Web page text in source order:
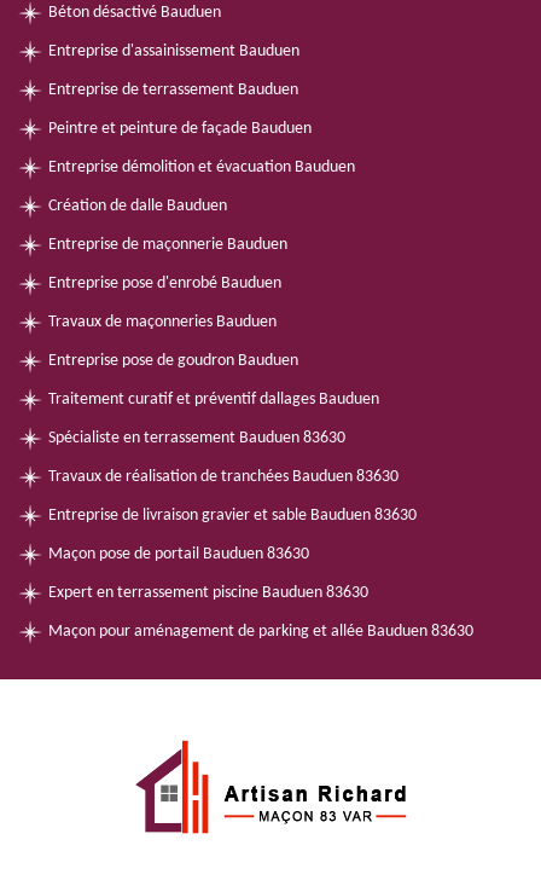
Béton désactivé Bauduen
Entreprise d'assainissement Bauduen
Entreprise de terrassement Bauduen
Peintre et peinture de façade Bauduen
Entreprise démolition et évacuation Bauduen
Création de dalle Bauduen
Entreprise de maçonnerie Bauduen
Entreprise pose d'enrobé Bauduen
Travaux de maçonneries Bauduen
Entreprise pose de goudron Bauduen
Traitement curatif et préventif dallages Bauduen
Spécialiste en terrassement Bauduen 83630
Travaux de réalisation de tranchées Bauduen 83630
Entreprise de livraison gravier et sable Bauduen 83630
Maçon pose de portail Bauduen 83630
Expert en terrassement piscine Bauduen 83630
Maçon pour aménagement de parking et allée Bauduen 83630